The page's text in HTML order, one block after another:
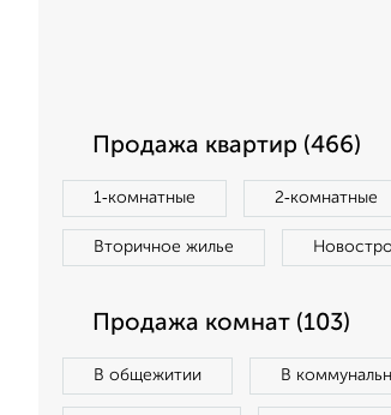
Продажа квартир (466)
1‑комнатные 2‑комнатные
Вторичное жилье
Продажа комнат (103)
В общежитии В